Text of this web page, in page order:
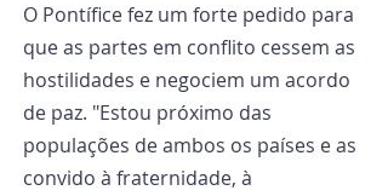
O Pontífice fez um forte pedido para
que as partes em conflito cessem as
hostilidades e negociem um acordo
de paz. "Estou próximo das
populações de ambos os países e as
convido à fraternidade, à